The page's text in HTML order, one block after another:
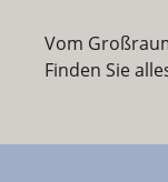
Vom
Finden Sie